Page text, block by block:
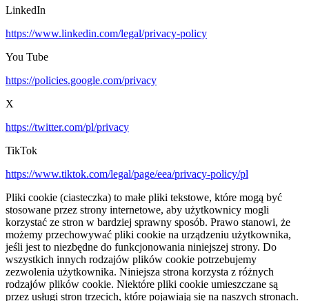
LinkedIn
https://www.linkedin.com/legal/privacy-policy
You Tube
https://policies.google.com/privacy
X
https://twitter.com/pl/privacy
TikTok
https://www.tiktok.com/legal/page/eea/privacy-policy/pl
Pliki cookie (ciasteczka) to małe pliki tekstowe, które mogą być
stosowane przez strony internetowe, aby użytkownicy mogli
korzystać ze stron w bardziej sprawny sposób. Prawo stanowi, że
możemy przechowywać pliki cookie na urządzeniu użytkownika,
jeśli jest to niezbędne do funkcjonowania niniejszej strony. Do
wszystkich innych rodzajów plików cookie potrzebujemy
zezwolenia użytkownika. Niniejsza strona korzysta z różnych
rodzajów plików cookie. Niektóre pliki cookie umieszczane są
przez usługi stron trzecich, które pojawiają się na naszych stronach.